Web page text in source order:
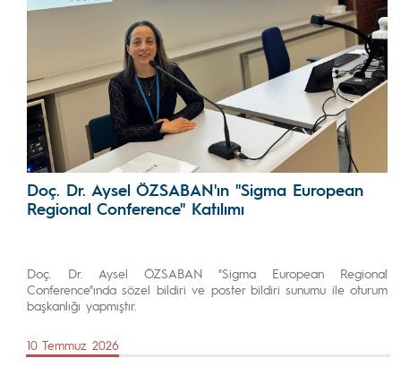
Doç. Dr. Aysel ÖZSABAN'ın "Sigma European
Regional Conference" Katılımı
Doç. Dr. Aysel ÖZSABAN "Sigma European Regional
Conference"ında sözel bildiri ve poster bildiri sunumu ile oturum
başkanlığı yapmıştır.
10 Temmuz 2026